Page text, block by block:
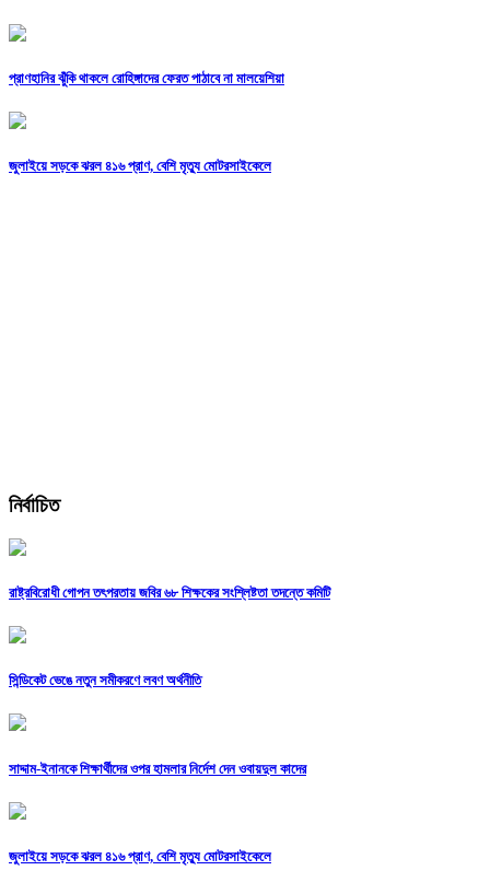
প্রাণহানির ঝুঁকি থাকলে রোহিঙ্গাদের ফেরত পাঠাবে না মালয়েশিয়া
জুলাইয়ে সড়কে ঝরল ৪১৬ প্রাণ, বেশি মৃত্যু মোটরসাইকেলে
নির্বাচিত
রাষ্ট্রবিরোধী গোপন তৎপরতায় জবির ৬৮ শিক্ষকের সংশ্লিষ্টতা তদন্তে কমিটি
সিন্ডিকেট ভেঙে নতুন সমীকরণে লবণ অর্থনীতি
সাদ্দাম-ইনানকে শিক্ষার্থীদের ওপর হামলার নির্দেশ দেন ওবায়দুল কাদের
জুলাইয়ে সড়কে ঝরল ৪১৬ প্রাণ, বেশি মৃত্যু মোটরসাইকেলে